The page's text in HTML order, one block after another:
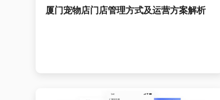
厦门宠物店门店管理方式及运营方案解析